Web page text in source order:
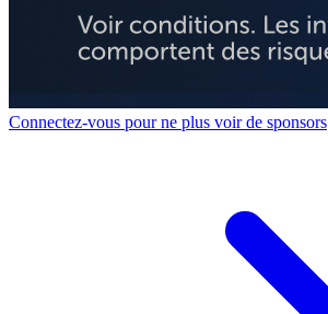
Connectez-vous pour ne plus voir de sponsors